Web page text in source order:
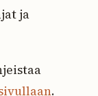
ja
.